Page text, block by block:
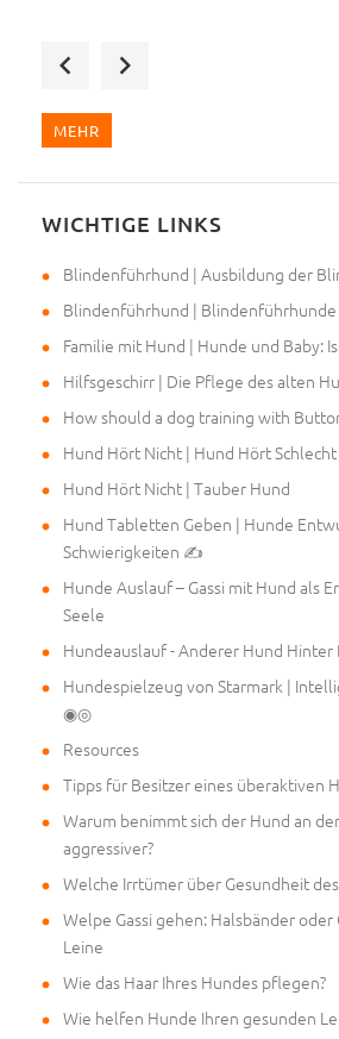
Ich bin mit der Qualität
MEHR
WICHTIGE LINKS
Blindenführhund | Ausbildung der
Blindenführhund |
Familie mit Hund | Hunde und Baby:
Hilfsgeschirr | Die Pflege des alten
How should a dog training with
Hund Hört Nicht | Hund Hört Schlecht
Hund Hört Nicht | Tauber Hund
Hund Tabletten Geben | Hunde
Schwierigkeiten ✍
Hunde Auslauf – Gassi mit Hund als
Seele
Hundeauslauf - Anderer Hund
Hundespielzeug von Starmark |
◉◎
Resources
Tipps für Besitzer eines überaktiven
Warum benimmt sich der Hund an
aggressiver?
Welche Irrtümer über Gesundheit
Welpe Gassi gehen: Halsbänder oder
Leine
Wie das Haar Ihres Hundes pflegen?
Wie helfen Hunde Ihren gesunden